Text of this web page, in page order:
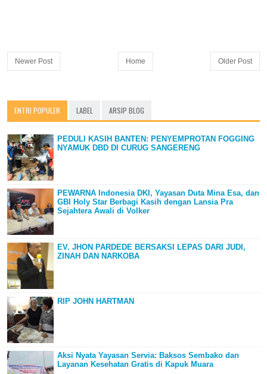
Newer Post Older Post
Home
ENTRI POPULER LABEL ARSIP BLOG
PEDULI KASIH BANTEN: PENYEMPROTAN FOGGING
NYAMUK DBD DI CURUG SANGERENG
PEWARNA Indonesia DKI, Yayasan Duta Mina Esa, dan
GBI Holy Star Berbagi Kasih dengan Lansia Pra
Sejahtera Awali di Volker
EV. JHON PARDEDE BERSAKSI LEPAS DARI JUDI,
ZINAH DAN NARKOBA
RIP JOHN HARTMAN
Aksi Nyata Yayasan Servia: Baksos Sembako dan
Layanan Kesehatan Gratis di Kapuk Muara